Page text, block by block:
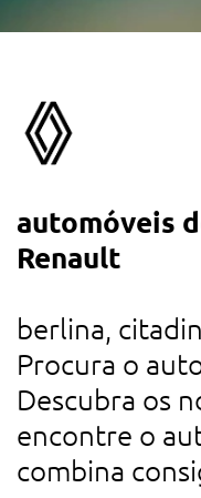
automóveis
Renault
berlina,
Procura o
Descubra os
encontre o
combina